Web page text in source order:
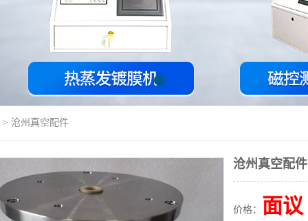
> 沧州真空配件
沧州真空配件
价格： 面议